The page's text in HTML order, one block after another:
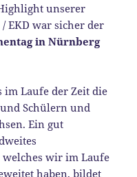
unserer
EKD war sicher der
in Nürnberg
im Laufe der Zeit die
Schülern und
Ein gut
wir im Laufe
haben, bildet